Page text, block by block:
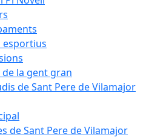
esportius
la gent gran
de Sant Pere de Vilamajor
de Sant Pere de Vilamajor